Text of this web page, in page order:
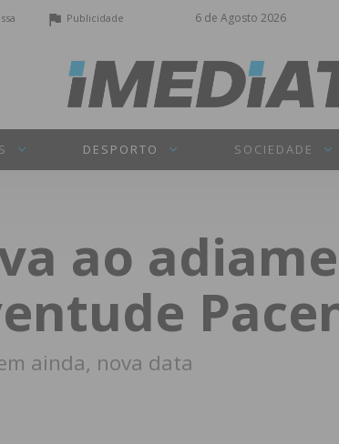
6 de Agosto 2026
Publicidade
DESPORTO SOCIEDADE
ao
ainda, nova data